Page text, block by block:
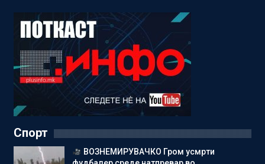
Спорт
ВОЗНЕМИРУВАЧКО Гром усмрти